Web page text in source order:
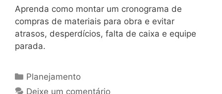
Aprenda como montar um cronograma de
compras de materiais para obra e evitar
atrasos, desperdícios, falta de caixa e equipe
parada.
Planejamento
Deixe um comentário